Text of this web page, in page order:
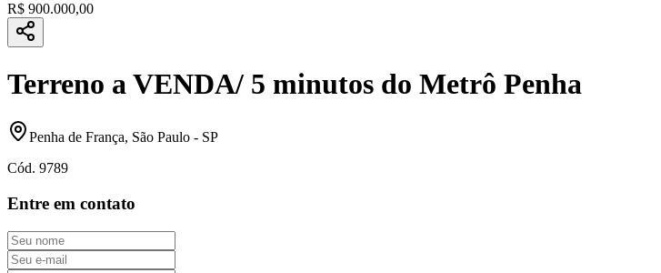
R$ 900.000,00
Terreno a VENDA/ 5 minutos do Metrô Penha
Penha de França, São Paulo - SP
Cód. 9789
Entre em contato